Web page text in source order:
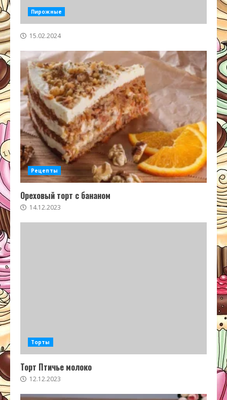
Пирожные
15.02.2024
Рецепты
Ореховый торт с бананом
14.12.2023
Торты
Торт Птичье молоко
12.12.2023